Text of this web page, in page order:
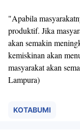
"Apabila
produktif. Jika
akan semakin
kemiskinan akan
masyarakat akan
Lampura)
KOTABUMI